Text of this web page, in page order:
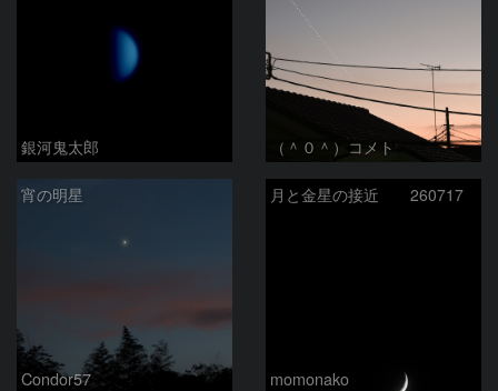
銀河鬼太郎 （＾０＾）コメト
宵の明星
Condor57
月と金星の接近 260717
momonako